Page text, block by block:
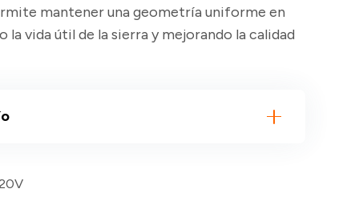
mantener una geometría uniforme en
la vida útil de la sierra y mejorando la calidad